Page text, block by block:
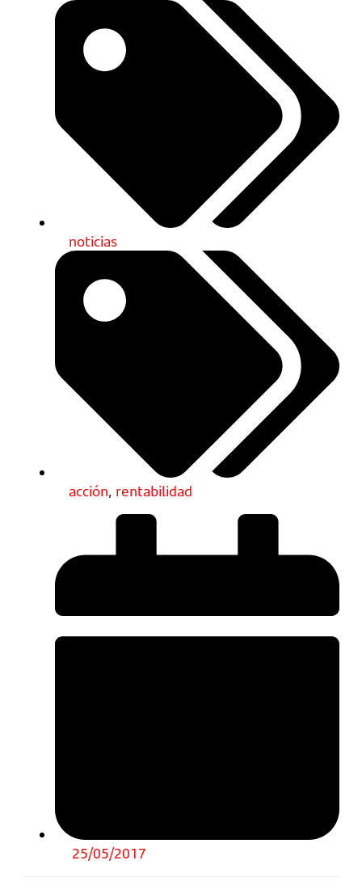
noticias
acción, rentabilidad
25/05/2017